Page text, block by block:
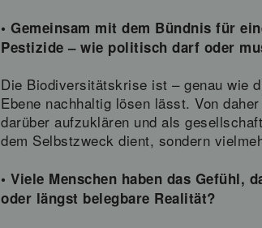
• Gemeinsam mit dem Bündnis für
Pestizide – wie politisch darf oder
Die Biodiversitätskrise ist – genau wie
Ebene nachhaltig lösen lässt. Von
darüber aufzuklären und als
dem Selbstzweck dient, sondern
• Viele Menschen haben das Gefühl,
oder längst belegbare Realität?